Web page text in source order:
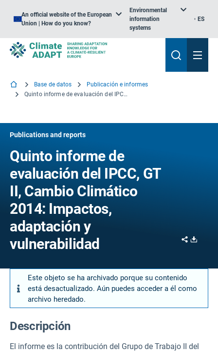
An official website of the European
Union | How do you know?
Environmental
information
systems
ES
Base de datos
Publicación e informes
Quinto informe de evaluación del IPCC, GT II, Cambio Climático 2014: Impactos, adaptación y vulnerabilidad
Publications and reports
Quinto informe de
evaluación del IPCC, GT
II, Cambio Climático
2014: Impactos,
adaptación y
vulnerabilidad
Share
Este objeto se ha archivado porque su contenido
está desactualizado. Aún puedes acceder a él como
archivo heredado.
Descripción
El informe es la contribución del Grupo de Trabajo II del